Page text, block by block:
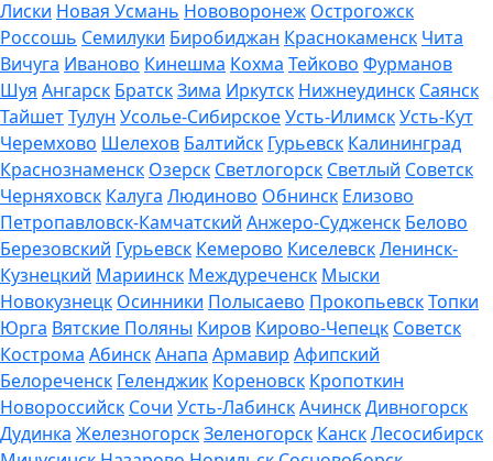
Лиски Новая Усмань Нововоронеж Острогожск
Россошь Семилуки Биробиджан Краснокаменск Чита
Вичуга Иваново Кинешма Кохма Тейково Фурманов
Шуя Ангарск БратскЗима Иркутск Нижнеудинск Саянск
ТайшетТулун Усолье-СибирскоеУсть-ИлимскУсть-Кут
Черемхово Шелехов Балтийск Гурьевск Калининград
Краснознаменск Озерск Светлогорск Светлый Советск
Черняховск Калуга Людиново Обнинск Елизово
Петропавловск-Камчатский Анжеро-Судженск Белово
Березовский Гурьевск Кемерово КиселевскЛенинск-
Кузнецкий Мариинск Междуреченск Мыски
Новокузнецк Осинники Полысаево ПрокопьевскТопки
Юрга Вятские Поляны Киров Кирово-Чепецк Советск
Кострома АбинскАнапа Армавир Афипский
Белореченск Геленджик Кореновск Кропоткин
Новороссийск Сочи Усть-ЛабинскАчинскДивногорск
Дудинка ЖелезногорскЗеленогорск КанскЛесосибирск